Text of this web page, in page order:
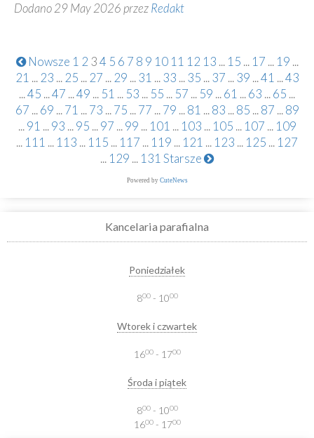
Dodano 29 May 2026 przezRedakt
Nowsze 1 2 34 5 6 7 8 9 10 11 12 13 ... 15 ... 17 ... 19 ...
21 ... 23 ... 25 ... 27 ... 29 ... 31 ... 33 ... 35 ... 37 ... 39 ...41 ...43
...45 ...47 ...49 ... 51 ... 53 ... 55 ... 57 ... 59 ...61 ...63 ...65 ...
67 ... 69 ... 71 ... 73 ... 75 ... 77 ... 79 ... 81 ... 83 ... 85 ... 87 ... 89
... 91 ... 93 ... 95 ... 97 ... 99 ... 101 ... 103 ... 105 ... 107 ... 109
... 111 ... 113 ... 115 ... 117 ... 119 ... 121 ... 123 ... 125 ... 127
... 129 ... 131 Starsze
Powered by CuteNews
Kancelaria parafialna
Poniedziałek
800- 1000
Wtorek i czwartek
1600- 1700
Środa i piątek
800- 1000
1600- 1700